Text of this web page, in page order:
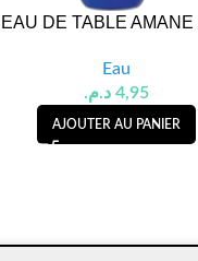
EAU DE TABLE AMANE
Eau
4,95 د.م.
AJOUTER AU PANIER